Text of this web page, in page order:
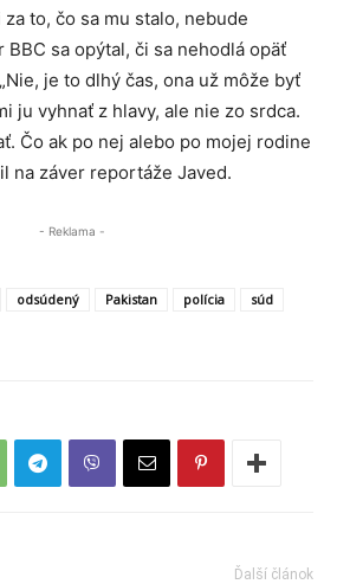
to, čo sa mu stalo, nebude
BBC sa opýtal, či sa nehodlá opäť
je to dlhý čas, ona už môže byť
ju vyhnať z hlavy, ale nie zo srdca.
Čo ak po nej alebo po mojej rodine
na záver reportáže Javed.
- Reklama -
odsúdený Pakistan polícia
súd
Ďalší článok